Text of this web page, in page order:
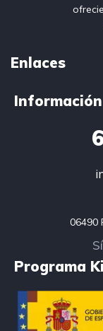
Enlaces
Información
06490
Programa